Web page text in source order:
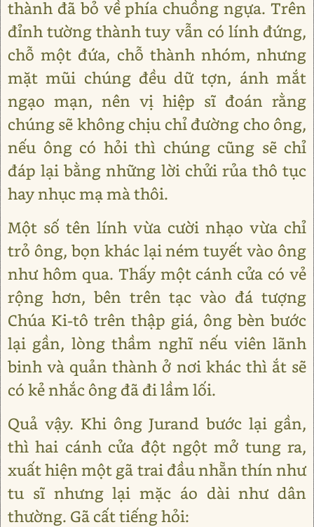
thành đã bỏ về phía chuồng ngựa. Trên
đỉnh tường thành tuy vẫn có lính đứng,
chỗ một đứa, chỗ thành nhóm, nhưng
mặt mũi chúng đều dữ tợn, ánh mắt
ngạo mạn, nên vị hiệp sĩ đoán rằng
chúng sẽ không chịu chỉ đường cho ông,
nếu ông có hỏi thì chúng cũng sẽ chỉ
đáp lại bằng những lời chửi rủa thô tục
hay nhục mạ mà thôi.
Một số tên lính vừa cười nhạo vừa chỉ
trỏ ông, bọn khác lại ném tuyết vào ông
như hôm qua. Thấy một cánh cửa có vẻ
rộng hơn, bên trên tạc vào đá tượng
Chúa Ki-tô trên thập giá, ông bèn bước
lại gần, lòng thầm nghĩ nếu viên lãnh
binh và quản thành ở nơi khác thì ắt sẽ
có kẻ nhắc ông đã đi lầm lối.
Quả vậy. Khi ông Jurand bước lại gần,
thì hai cánh cửa đột ngột mở tung ra,
xuất hiện một gã trai đầu nhẵn thín như
tu sĩ nhưng lại mặc áo dài như dân
thường. Gã cất tiếng hỏi: